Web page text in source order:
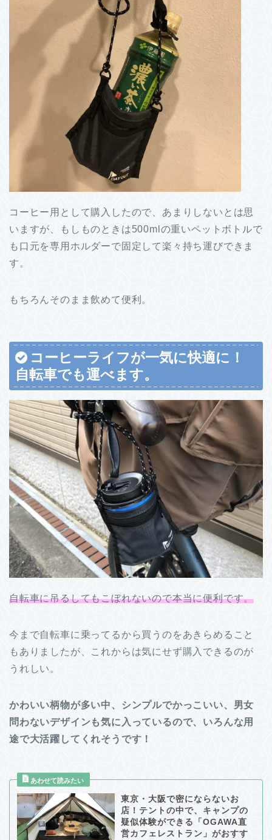
コーヒー用として購入したので、あまりしないとは思
いますが、もしものときは500mlの重いペットボトルで
も口元を専用ホルダーで固定して楽々持ち運びできま
す。
もちろんそのまま飲めて便利。
コーヒーライフが一気に快適に！
自転車でも運べます。
自転車に吊るしてもこぼれないので本当に便利です。
今まで自転車に乗ってるから買うのをあきらめること
もありましたが、これからは気にせず購入できるのが
うれしい。
かわいい柄物が多い中、シンプルでかっこいい、男女
問わないデザインも気に入っているので、いろんな用
途で大活躍してくれそうです！
東京・大阪で密にならないお
店！テントの中で、キャンプの
疑似体験ができる「OGAWA直
営カフェレストラン」がおすす